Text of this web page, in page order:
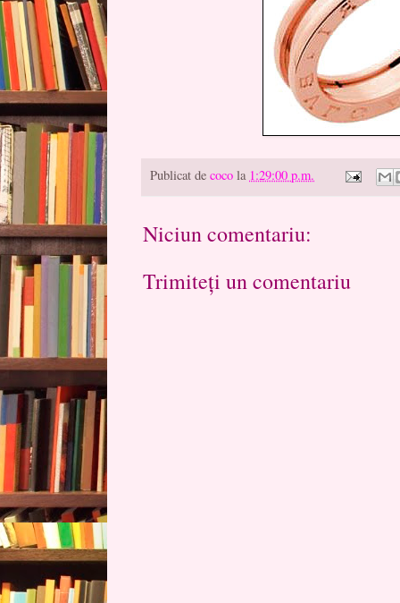
Publicat de coco la 1:29:00 p.m.
Niciun comentariu:
Trimiteți un comentariu